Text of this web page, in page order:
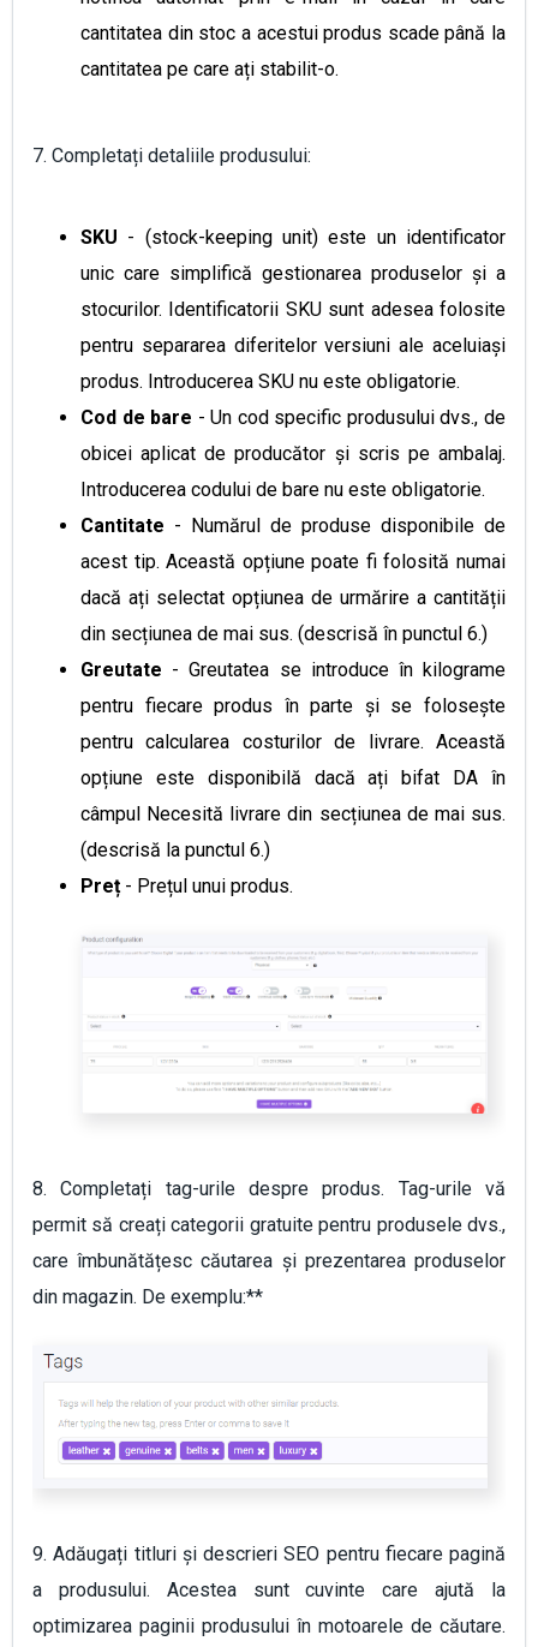
cantitatea din stoc a acestui produs scade până la
cantitatea pe care ați stabilit-o.
7. Completați detaliile produsului:
SKU - (stock-keeping unit) este un identificator
unic care simplifică gestionarea produselor și a
stocurilor. Identificatorii SKU sunt adesea folosite
pentru separarea diferitelor versiuni ale aceluiași
produs. Introducerea SKU nu este obligatorie.
Cod de bare - Un cod specific produsului dvs., de
obicei aplicat de producător și scris pe ambalaj.
Introducerea codului de bare nu este obligatorie.
Cantitate - Numărul de produse disponibile de
acest tip. Această opțiune poate fi folosită numai
dacă ați selectat opțiunea de urmărire a cantității
din secțiunea de mai sus. (descrisă în punctul 6.)
Greutate - Greutatea se introduce în kilograme
pentru fiecare produs în parte și se folosește
pentru calcularea costurilor de livrare. Această
opțiune este disponibilă dacă ați bifat DA în
câmpul Necesită livrare din secțiunea de mai sus.
(descrisă la punctul 6.)
Preț- Prețul unui produs.
8. Completați tag-urile despre produs. Tag-urile vă
permit să creați categorii gratuite pentru produsele dvs.,
care îmbunătățesc căutarea și prezentarea produselor
din magazin. De exemplu:**
9. Adăugați titluri și descrieri SEO pentru fiecare pagină
a produsului. Acestea sunt cuvinte care ajută la
optimizarea paginii produsului în motoarele de căutare.